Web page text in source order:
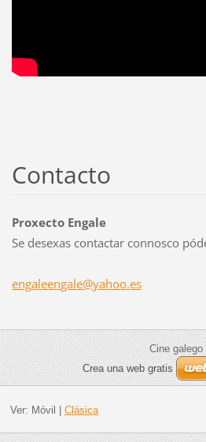
Contacto
Proxecto Engale
Se desexas contactar connosco
engaleengale@yahoo.es
Cine galego
Crea una web gratis
Ver: Móvil Clásica